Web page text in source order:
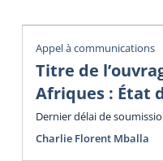
Appel à communications
Titre de
Afriques : État
Dernier délai de
Charlie Florent Mballa